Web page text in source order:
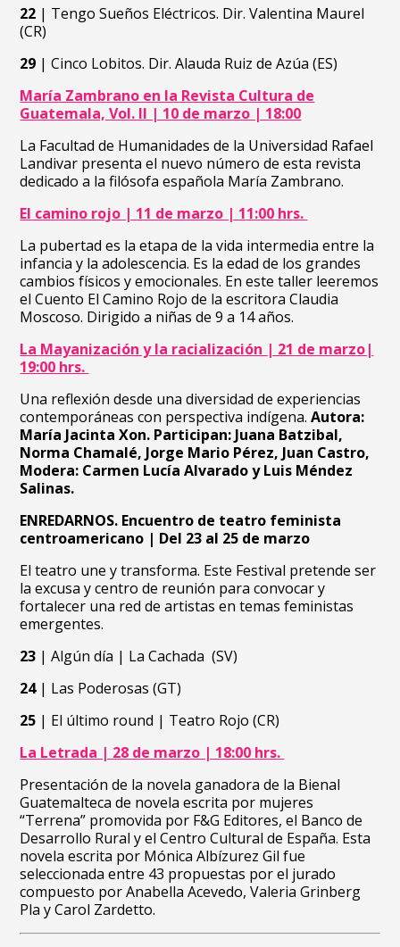
22 | Tengo Sueños Eléctricos. Dir. Valentina Maurel
(CR)
29 | Cinco Lobitos. Dir. Alauda Ruiz de Azúa (ES)
María Zambrano en la Revista Cultura de
Guatemala, Vol. II | 10 de marzo | 18:00
La Facultad de Humanidades de la Universidad Rafael
Landivar presenta el nuevo número de esta revista
dedicado a la filósofa española María Zambrano.
El camino rojo | 11 de marzo | 11:00 hrs.
La pubertad es la etapa de la vida intermedia entre la
infancia y la adolescencia. Es la edad de los grandes
cambios físicos y emocionales. En este taller leeremos
el Cuento El Camino Rojo de la escritora Claudia
Moscoso. Dirigido a niñas de 9 a 14 años.
La Mayanización y la racialización | 21 de marzo|
19:00 hrs.
Una reflexión desde una diversidad de experiencias
contemporáneas con perspectiva indígena.Autora:
María Jacinta Xon. Participan: Juana Batzibal,
Norma Chamalé, Jorge Mario Pérez, Juan Castro,
Modera: Carmen Lucía Alvarado y Luis Méndez
Salinas.
ENREDARNOS. Encuentro de teatro feminista
centroamericano | Del 23 al 25 de marzo
El teatro une y transforma. Este Festival pretende ser
la excusa y centro de reunión para convocar y
fortalecer una red de artistas en temas feministas
emergentes.
23 | Algún día | La Cachada (SV)
24| Las Poderosas (GT)
25 | El último round | Teatro Rojo (CR)
La Letrada | 28 de marzo | 18:00 hrs.
Presentación de la novela ganadora de la Bienal
Guatemalteca de novela escrita por mujeres
“Terrena” promovida por F&G Editores, el Banco de
Desarrollo Rural y el Centro Cultural de España. Esta
novela escrita por Mónica Albízurez Gilfue
seleccionada entre 43 propuestas por el jurado
compuesto por Anabella Acevedo, Valeria Grinberg
Pla y Carol Zardetto.